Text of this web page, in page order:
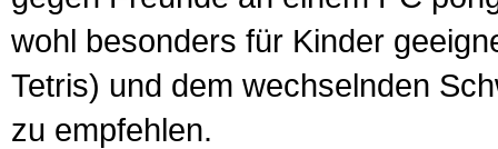
wohl besonders für Kinder
Tetris) und dem wechselnden
zu empfehlen.